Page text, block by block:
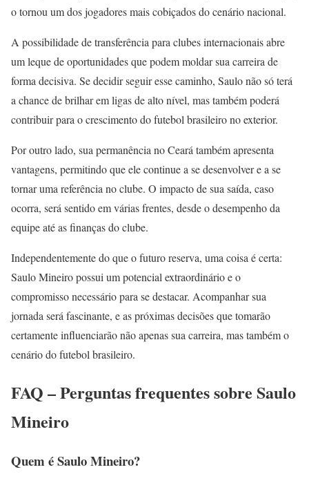
o tornou um dos jogadores mais cobiçados do cenário nacional.
A possibilidade de transferência para clubes internacionais abre
um leque de oportunidades que podem moldar sua carreira de
forma decisiva. Se decidir seguir esse caminho, Saulo não só terá
a chance de brilhar em ligas de alto nível, mas também poderá
contribuir para o crescimento do futebol brasileiro no exterior.
Por outro lado, sua permanência no Ceará também apresenta
vantagens, permitindo que ele continue a se desenvolver e a se
tornar uma referência no clube. O impacto de sua saída, caso
ocorra, será sentido em várias frentes, desde o desempenho da
equipe até as finanças do clube.
Independentemente do que o futuro reserva, uma coisa é certa:
Saulo Mineiro possui um potencial extraordinário e o
compromisso necessário para se destacar. Acompanhar sua
jornada será fascinante, e as próximas decisões que tomarão
certamente influenciarão não apenas sua carreira, mas também o
cenário do futebol brasileiro.
FAQ – Perguntas frequentes sobre Saulo
Mineiro
Quem é Saulo Mineiro?